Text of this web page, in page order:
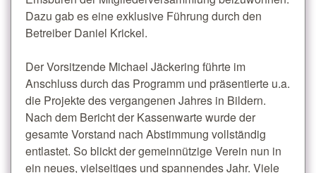
Dazu gab es eine exklusive Führung durch den
Betreiber Daniel Krickel.
Der Vorsitzende Michael Jäckering führte im
Anschluss durch das Programm und präsentierte u.a.
die Projekte des vergangenen Jahres in Bildern.
Nach dem Bericht der Kassenwarte wurde der
gesamte Vorstand nach Abstimmung vollständig
entlastet. So blickt der gemeinnützige Verein nun in
ein neues, vielseitiges und spannendes Jahr. Viele